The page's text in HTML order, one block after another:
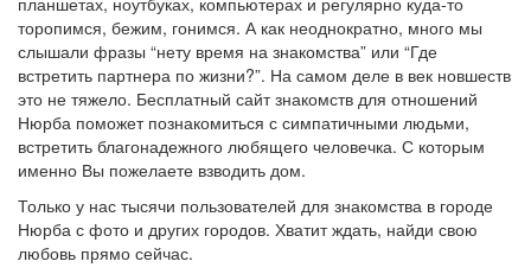
торопимся, бежим, гонимся. А как неоднократно, много мы
слышали фразы “нету время на знакомства” или “Где
встретить партнера по жизни?”. На самом деле в век новшеств
это не тяжело. Бесплатный сайт знакомств для отношений
Нюрба поможет познакомиться с симпатичными людьми,
встретить благонадежного любящего человечка. С которым
именно Вы пожелаете взводить дом.
Только у нас тысячи пользователей для знакомства в городе
Нюрба с фото и других городов. Хватит ждать, найди свою
любовь прямо сейчас.